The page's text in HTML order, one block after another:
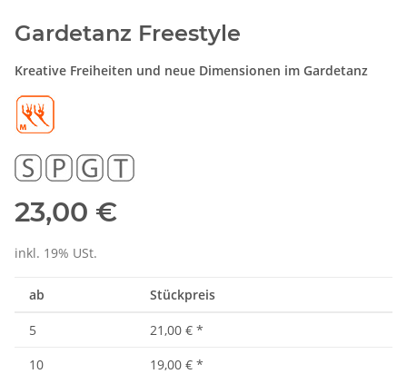
Gardetanz Freestyle
Kreative Freiheiten und neue Dimensionen im Gardetanz
23,00 €
inkl. 19% USt.
ab Stückpreis
5 21,00 € *
10
19,00 € *